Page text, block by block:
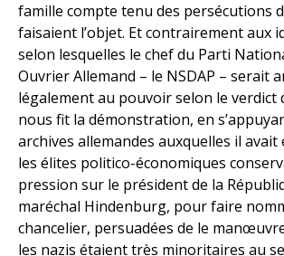
famille compte tenu des persécutions
faisaient l’objet. Et contrairement aux
selon lesquelles le chef du Parti
Ouvrier Allemand – le NSDAP – serait
légalement au pouvoir selon le verdict
nous fit la démonstration, en
archives allemandes auxquelles il avait
les élites politico-économiques
pression sur le président de la
maréchal Hindenburg, pour faire
chancelier, persuadées de le
les nazis étaient très minoritaires au